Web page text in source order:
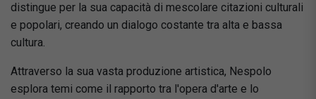
distingue per la sua capacità di mescolare citazioni culturali
e popolari, creando un dialogo costante tra alta e bassa
cultura.
Attraverso la sua vasta produzione artistica, Nespolo
esplora temi come il rapporto tra l'opera d'arte e lo